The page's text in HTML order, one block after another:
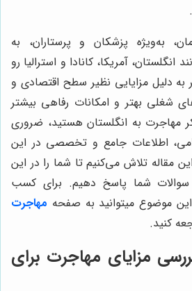
به‌ویژه پزشکان و پرستاران، به
انگلستان، آمریکا، کانادا و استرالیا رو
دلیل مزایایی نظیر سطح اقتصادی و
شغلی بهتر و امکانات رفاهی بیشتر
مهاجرت به انگلستان هستید، ضروری
اطلاعات جامع و تخصصی در این
مقاله تلاش می‌کنیم تا شما را در این
شما پاسخ دهیم. برای کسب
موضوع میتوانید به صفحه مهاجرت
کنید.
مزایای مهاجرت برای